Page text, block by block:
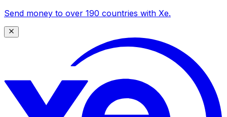
Send money to over 190 countries with Xe.